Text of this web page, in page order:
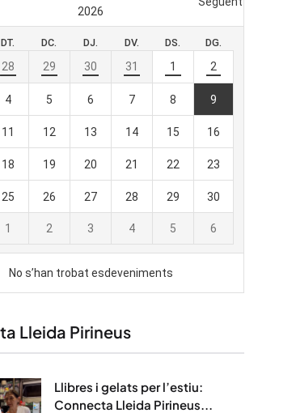
Lleida Pirineus
Llibres i gelats per l’estiu:
Connecta Lleida Pirineus...